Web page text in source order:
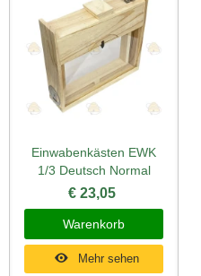
Einwabenkästen EWK
1/3 Deutsch Normal
€ 23,05
Warenkorb
Mehr sehen